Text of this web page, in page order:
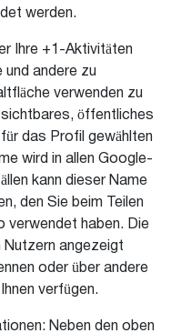
werden.
Ihre +1-Aktivitäten
andere zu
verwenden zu
sichtbares, öffentliches
das Profil gewählten
wird in allen Google-
kann dieser Name
den Sie beim Teilen
verwendet haben. Die
Nutzern angezeigt
oder über andere
verfügen.
Neben den oben